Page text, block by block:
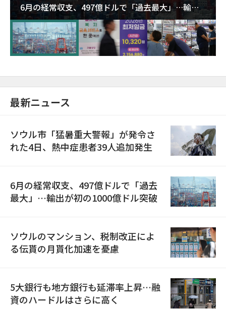
6月の経常収支、497億ドルで「過去最大」…輸出
が初の1000億ドル突破
最新ニュース
ソウル市「猛暑重大警報」が発令さ
れた4日、熱中症患者39人追加発生
6月の経常収支、497億ドルで「過去
最大」…輸出が初の1000億ドル突破
ソウルのマンション、税制改正によ
る伝貰の月貰化加速を憂慮
5大銀行も地方銀行も延滞率上昇…融
資のハードルはさらに高く